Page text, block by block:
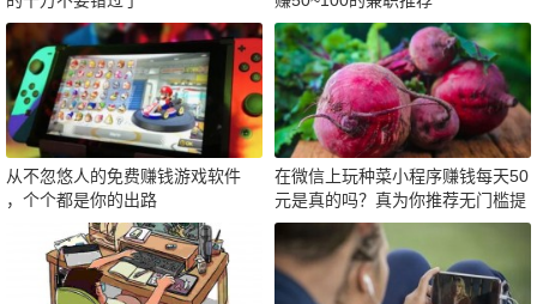
从不忽悠人的免费赚钱游戏软件
，个个都是你的出路
在微信上玩种菜小程序赚钱每天50
元是真的吗？真为你推荐无门槛提
现赚钱软件